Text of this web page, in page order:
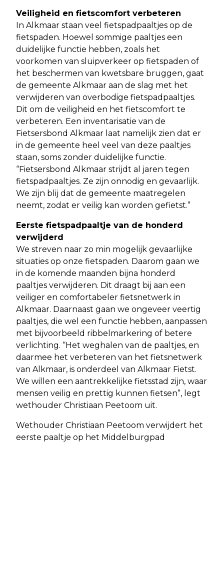
Veiligheid en fietscomfort verbeteren
In Alkmaar staan veel fietspadpaaltjes op de
fietspaden. Hoewel sommige paaltjes een
duidelijke functie hebben, zoals het
voorkomen van sluipverkeer op fietspaden of
het beschermen van kwetsbare bruggen, gaat
de gemeente Alkmaar aan de slag met het
verwijderen van overbodige fietspadpaaltjes.
Dit om de veiligheid en het fietscomfort te
verbeteren. Een inventarisatie van de
Fietsersbond Alkmaar laat namelijk zien dat er
in de gemeente heel veel van deze paaltjes
staan, soms zonder duidelijke functie.
“Fietsersbond Alkmaar strijdt al jaren tegen
fietspadpaaltjes. Ze zijn onnodig en gevaarlijk.
We zijn blij dat de gemeente maatregelen
neemt, zodat er veilig kan worden gefietst.”
Eerste fietspadpaaltje van de honderd
verwijderd
We streven naar zo min mogelijk gevaarlijke
situaties op onze fietspaden. Daarom gaan we
in de komende maanden bijna honderd
paaltjes verwijderen. Dit draagt bij aan een
veiliger en comfortabeler fietsnetwerk in
Alkmaar. Daarnaast gaan we ongeveer veertig
paaltjes, die wel een functie hebben, aanpassen
met bijvoorbeeld ribbelmarkering of betere
verlichting. “Het weghalen van de paaltjes, en
daarmee het verbeteren van het fietsnetwerk
van Alkmaar, is onderdeel van Alkmaar Fietst.
We willen een aantrekkelijke fietsstad zijn, waar
mensen veilig en prettig kunnen fietsen”, legt
wethouder Christiaan Peetoom uit.
Wethouder Christiaan Peetoom verwijdert het
eerste paaltje op het Middelburgpad